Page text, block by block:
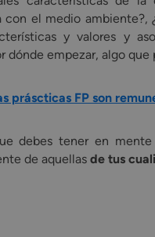
con el medio
y valores y
dónde empezar, algo
práscticas FP son
debes tener en
de aquellas de tus